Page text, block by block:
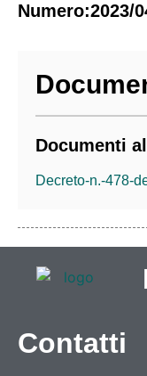
Numero:2023/
Documenti
Decreto-n.-478-
Contatti